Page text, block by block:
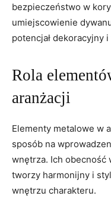
bezpieczeństwo w​
⁣umiejscowienie
potencjał dekoracyjny
Rola
aranżacji
Elementy metalowe w
sposób na
wnętrza. Ich obecność
tworzy harmonijny i
wnętrzu charakteru.